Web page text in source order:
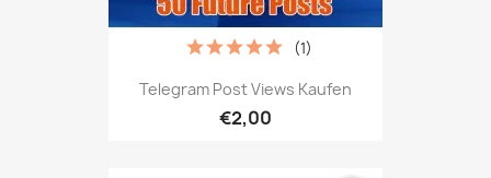
Telegram Post Views Kaufen
€2,00
(1)